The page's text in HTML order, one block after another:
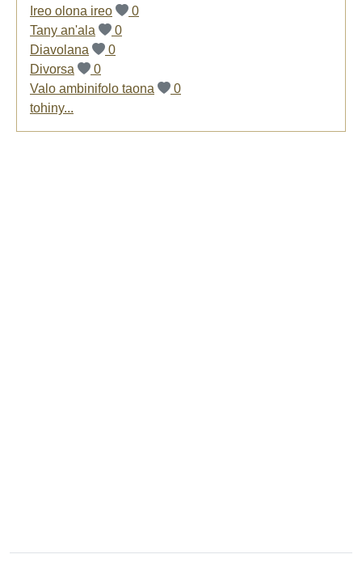
Ireo olona ireo
0
Tany an'ala
0
Diavolana
0
Divorsa
0
Valo ambinifolo taona
0
tohiny...